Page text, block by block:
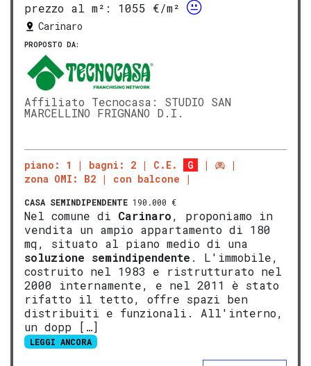
prezzo al m²:
1055 €/m²
Carinaro
PROPOSTO DA:
Affiliato Tecnocasa: STUDIO SAN
MARCELLINO FRIGNANO D.I.
piano: 1 bagni: 2 C.E.
G
zona OMI: B2
con balcone
CASA SEMINDIPENDENTE 190.000 €
Nel comune di Carinaro, proponiamo in
vendita un ampio appartamento di 180
mq, situato al piano medio di una
soluzione semindipendente . L'immobile,
costruito nel 1983 e ristrutturato nel
2000 internamente, e nel 2011 è stato
rifatto il tetto, offre spazi ben
distribuiti e funzionali. All'interno,
un dopp […]
LEGGI ANCORA